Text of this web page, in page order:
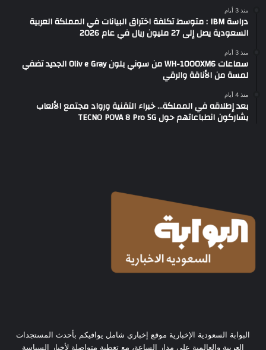
منذ 3 أيام
دراسة IBM : متوسط تكلفة اختراق البيانات في المملكة العربية
السعودية يصل إلى 27 مليون ريال في عام 2026
منذ 3 أيام
سماعات WH-1000XM6 من سوني بلون Oliv e Gray الجديد تضفي
لمسة من الأناقة والرقي
منذ 4 أيام
بعد إطلاقه في المملكة… خبراء التقنية ورواد مجتمع الألعاب
يشاركون انطباعاتهم حول TECNO POVA 8 Pro 5G
البوابة السعودية الإخبارية موقع إخباري شامل يوافيكم بأحدث المستجدات
العربية والعالمية على مدار الساعة، مع تغطية متواصلة لأخبار السياسة